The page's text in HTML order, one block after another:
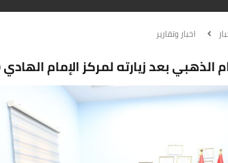
اخبار وتقارير
بعد زيارته لمركز الإمام